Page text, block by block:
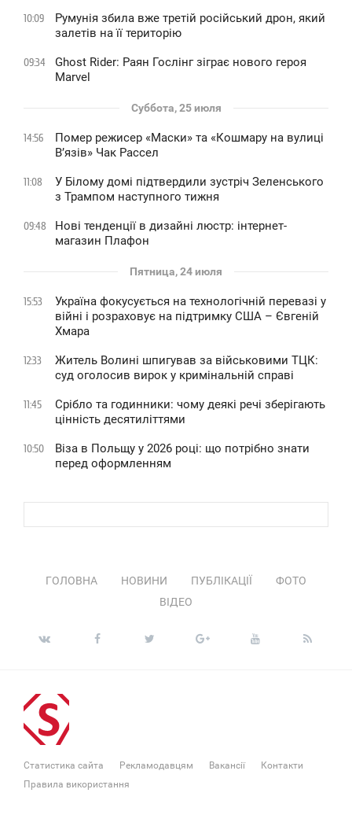
10:09
Румунія збила вже третій російський дрон, який
залетів на її територію
09:34
Ghost Rider: Раян Гослінг зіграє нового героя
Marvel
Суббота, 25 июля
14:56
Помер режисер «Маски» та «Кошмару на вулиці
В’язів» Чак Рассел
11:08
У Білому домі підтвердили зустріч Зеленського
з Трампом наступного тижня
09:48
Нові тенденції в дизайні люстр: інтернет-
магазин Плафон
Пятница, 24 июля
15:53
Україна фокусується на технологічній перевазі у
війні і розраховує на підтримку США – Євгеній
Хмара
12:33
Житель Волині шпигував за військовими ТЦК:
суд оголосив вирок у кримінальній справі
11:45
Срібло та годинники: чому деякі речі зберігають
цінність десятиліттями
10:50
Віза в Польщу у 2026 році: що потрібно знати
перед оформленням
ГОЛОВНА НОВИНИ ПУБЛІКАЦІЇ
ФОТО
ВІДЕО
Статистика сайта Рекламодавцям Вакансії
Контакти
Правила використання